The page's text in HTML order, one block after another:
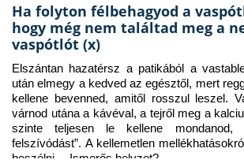
Ha folyton félbehagyod a
hogy még nem találtad meg a
vaspótlót (x)
Elszántan hazatérsz a patikából a
után elmegy a kedved az egésztől, mert
kellene bevenned, amitől rosszul leszel.
várnod utána a kávéval, a tejről meg a
szinte teljesen le kellene mondanod,
felszívódást”. A kellemetlen
beszélni… Ismerős helyzet?